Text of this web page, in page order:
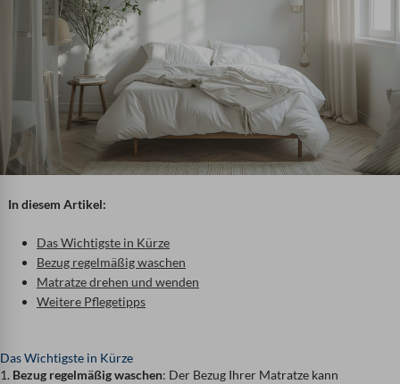
In diesem Artikel:
Das Wichtigste in Kürze
Bezug regelmäßig waschen
Matratze drehen und wenden
Weitere Pflegetipps
Das Wichtigste in Kürze
1. Bezug regelmäßig waschen: Der Bezug Ihrer Matratze kann